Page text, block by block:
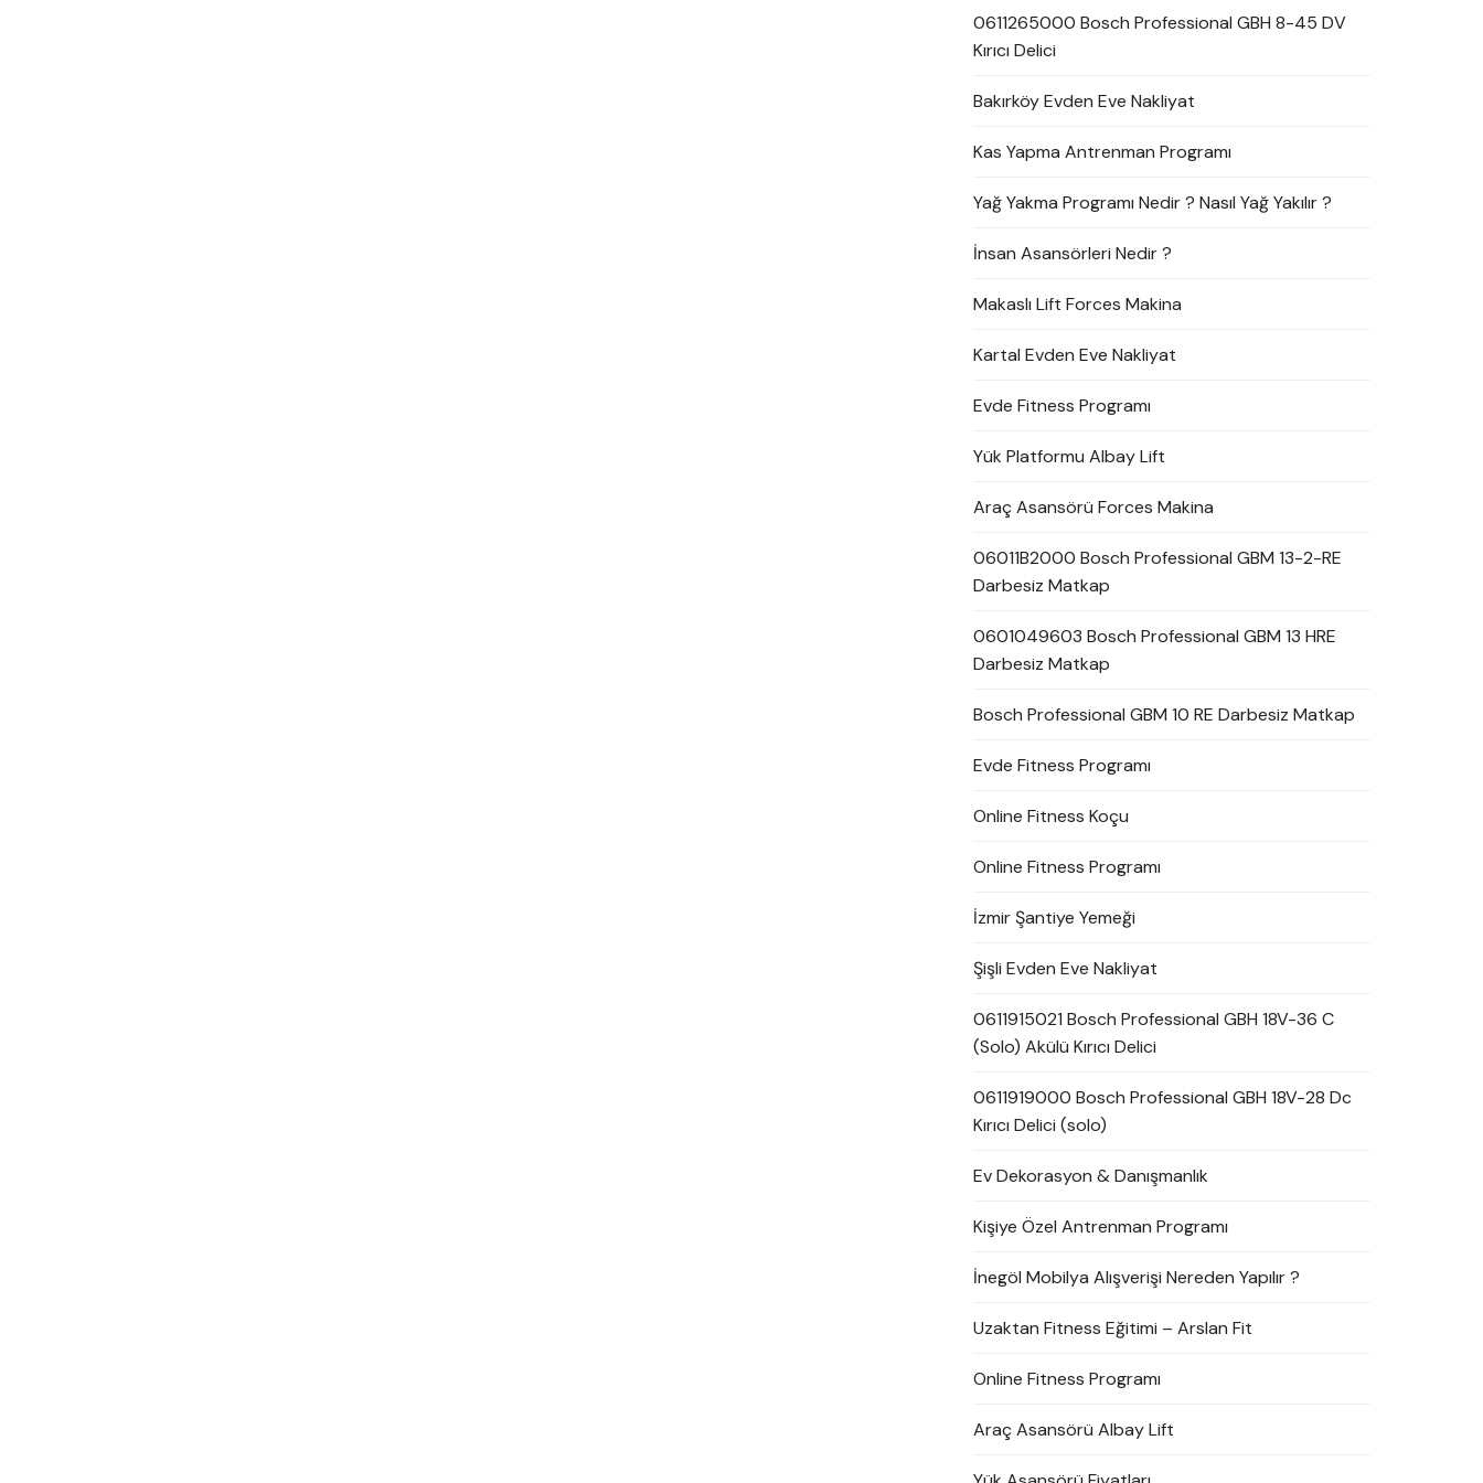
0611265000 Bosch Professional GBH 8-45 DV
Kırıcı Delici
Bakırköy Evden Eve Nakliyat
Kas Yapma Antrenman Programı
Yağ Yakma Programı Nedir ? Nasıl Yağ Yakılır ?
İnsan Asansörleri Nedir ?
Makaslı Lift Forces Makina
Kartal Evden Eve Nakliyat
Evde Fitness Programı
Yük Platformu Albay Lift
Araç Asansörü Forces Makina
06011B2000 Bosch Professional GBM 13-2-RE
Darbesiz Matkap
0601049603 Bosch Professional GBM 13 HRE
Darbesiz Matkap
Bosch Professional GBM 10 RE Darbesiz Matkap
Evde Fitness Programı
Online Fitness Koçu
Online Fitness Programı
İzmir Şantiye Yemeği
Şişli Evden Eve Nakliyat
0611915021 Bosch Professional GBH 18V-36 C
(Solo) Akülü Kırıcı Delici
0611919000 Bosch Professional GBH 18V-28 Dc
Kırıcı Delici (solo)
Ev Dekorasyon & Danışmanlık
Kişiye Özel Antrenman Programı
İnegöl Mobilya Alışverişi Nereden Yapılır ?
Uzaktan Fitness Eğitimi – Arslan Fit
Online Fitness Programı
Araç Asansörü Albay Lift